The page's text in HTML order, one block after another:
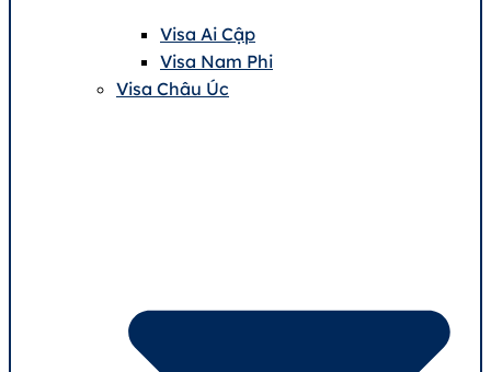
Visa Ai Cập
Visa Nam Phi
Visa Châu Úc